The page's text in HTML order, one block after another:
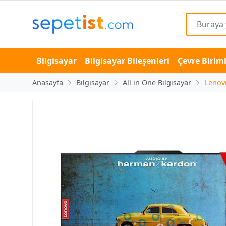
Bilgisayar Bilgisayar Bileşenleri Çevre
Anasayfa Bilgisayar All in One Bilgisayar